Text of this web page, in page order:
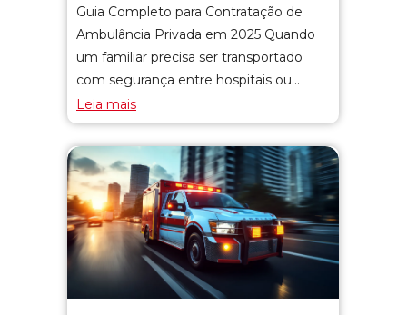
Guia Completo para Contratação de
Ambulância Privada em 2025 Quando
um familiar precisa ser transportado
com segurança entre hospitais ou…
Leia mais